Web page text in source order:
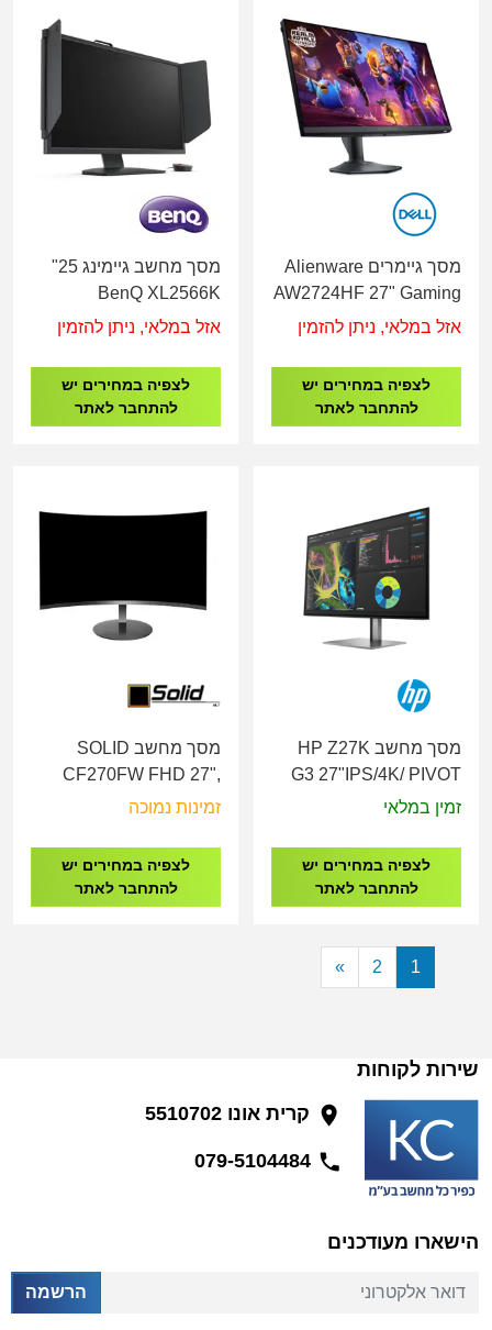
מסך גיימרים Alienware
AW2724HF 27" Gaming
Monitor 0.5ms,SSIPS,
אזל במלאי, ניתן להזמין
לצפיה במחירים יש
להתחבר לאתר
מסך מחשב גיימינג 25"
BenQ XL2566K
אזל במלאי, ניתן להזמין
לצפיה במחירים יש
להתחבר לאתר
מסך מחשב HP Z27K
G3 27"IPS/4K/ PIVOT
1B9T0AA
זמין במלאי
לצפיה במחירים יש
להתחבר לאתר
מסך מחשב SOLID
CF270FW FHD 27",
VGA, HDMI, Curved,
זמינות נמוכה
לצפיה במחירים יש
להתחבר לאתר
1
2
»
שירות לקוחות
קרית אונו 5510702
הישארו מעודכנים
דואר אלקטרוני הרשמה